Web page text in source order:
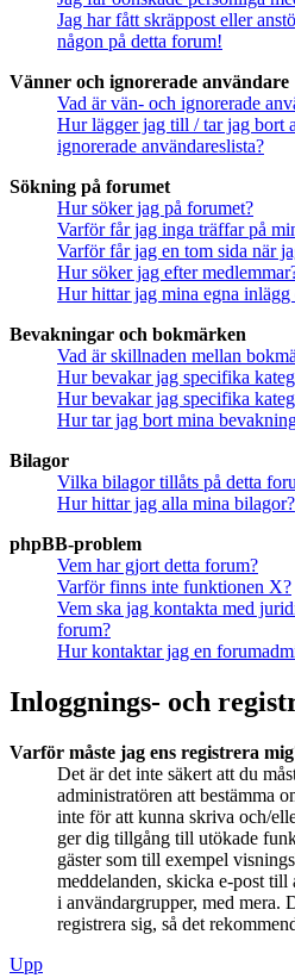
Jag har fått skräppost eller
någon på detta forum!
Vänner och ignorerade användare
Vad är vän- och ignorerade
Hur lägger jag till / tar jag bort
ignorerade användareslista?
Sökning på forumet
Hur söker jag på forumet?
Varför får jag inga träffar på
Varför får jag en tom sida när
Hur söker jag efter
Hur hittar jag mina egna inlägg
Bevakningar och bokmärken
Vad är skillnaden mellan
Hur bevakar jag specifika
Hur bevakar jag specifika
Hur tar jag bort mina
Bilagor
Vilka bilagor tillåts på detta
Hur hittar jag alla mina bilagor?
phpBB-problem
Vem har gjort detta forum?
Varför finns inte funktionen X?
Vem ska jag kontakta med
forum?
Hur kontaktar jag en
Inloggnings- och
Varför måste jag ens registrera
Det är det inte säkert att du
administratören att bestämma
inte för att kunna skriva och/
ger dig tillgång till utökade
gäster som till exempel
meddelanden, skicka e-post till
i användargrupper, med mera.
registrera sig, så det
Upp